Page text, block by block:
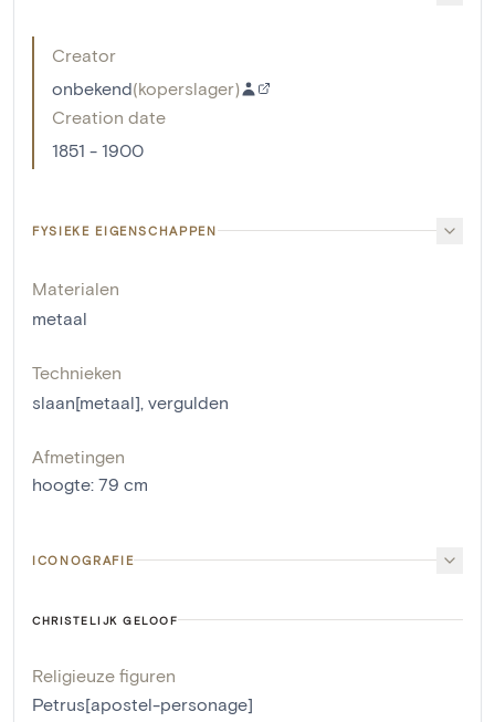
Creator
onbekend(koperslager)
Creation date
1851 - 1900
FYSIEKE EIGENSCHAPPEN
Materialen
metaal
Technieken
slaan[metaal] vergulden
Afmetingen
hoogte: 79 cm
ICONOGRAFIE
CHRISTELIJK GELOOF
Religieuze figuren
Petrus[apostel-personage]